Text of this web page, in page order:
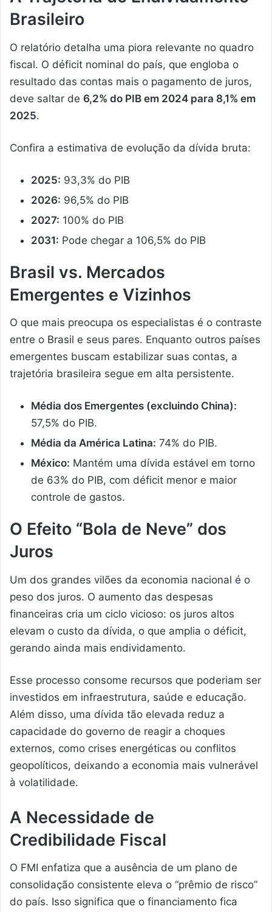
Brasileiro
O relatório detalha uma piora relevante no quadro
fiscal. O déficit nominal do país, que engloba o
resultado das contas mais o pagamento de juros,
deve saltar de 6,2% do PIB em 2024 para 8,1% em
2025.
Confira a estimativa de evolução da dívida bruta:
2025: 93,3% do PIB
2026: 96,5% do PIB
2027: 100% do PIB
2031: Pode chegar a 106,5% do PIB
Brasil vs. Mercados
Emergentes e Vizinhos
O que mais preocupa os especialistas é o contraste
entre o Brasil e seus pares. Enquanto outros países
emergentes buscam estabilizar suas contas, a
trajetória brasileira segue em alta persistente.
Média dos Emergentes (excluindo China):
57,5% do PIB.
Média da América Latina: 74% do PIB.
México: Mantém uma dívida estável em torno
de 63% do PIB, com déficit menor e maior
controle de gastos.
O Efeito “Bola de Neve” dos
Juros
Um dos grandes vilões da economia nacional é o
peso dos juros. O aumento das despesas
financeiras cria um ciclo vicioso: os juros altos
elevam o custo da dívida, o que amplia o déficit,
gerando ainda mais endividamento.
Esse processo consome recursos que poderiam ser
investidos em infraestrutura, saúde e educação.
Além disso, uma dívida tão elevada reduz a
capacidade do governo de reagir a choques
externos, como crises energéticas ou conflitos
geopolíticos, deixando a economia mais vulnerável
à volatilidade.
A Necessidade de
Credibilidade Fiscal
O FMI enfatiza que a ausência de um plano de
consolidação consistente eleva o “prêmio de risco”
do país. Isso significa que o financiamento fica